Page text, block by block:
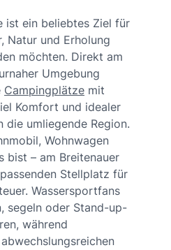
ist ein beliebtes Ziel für
Natur und Erholung
möchten. Direkt am
Umgebung
Campingplätze mit
Komfort und idealer
die umliegende Region.
Wohnwagen
bist – am Breitenauer
Stellplatz für
Wassersportfans
segeln oder Stand-up-
während